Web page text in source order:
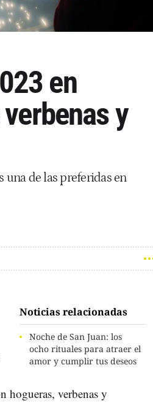
en
y
una de las preferidas en
Noticias relacionadas
Noche de San Juan: los
ocho rituales para atraer el
amor y cumplir tus deseos
hogueras, verbenas y